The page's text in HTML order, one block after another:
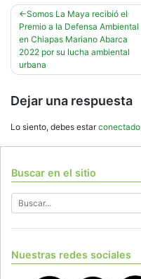
Navegación
de
entradas
Somos La Maya recibió el
Premio a la Defensa Ambiental
en Chiapas Mariano Abarca
2022 por su lucha ambiental
urbana
Dejar una respuesta
Lo siento, debes estarconectado
Buscar en el sitio
Nuestras redes sociales